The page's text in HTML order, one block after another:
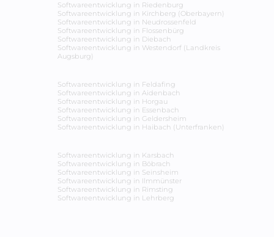
Softwareentwicklung in Riedenburg
Softwareentwicklung in Kirchberg (Oberbayern)
Softwareentwicklung in Neudrossenfeld
Softwareentwicklung in Flossenbürg
Softwareentwicklung in Diebach
Softwareentwicklung in Westendorf (Landkreis
Augsburg)
Softwareentwicklung in Feldafing
Softwareentwicklung in Aidenbach
Softwareentwicklung in Horgau
Softwareentwicklung in Essenbach
Softwareentwicklung in Geldersheim
Softwareentwicklung in Haibach (Unterfranken)
Softwareentwicklung in Karsbach
Softwareentwicklung in Böbrach
Softwareentwicklung in Seinsheim
Softwareentwicklung in Ilmmünster
Softwareentwicklung in Rimsting
Softwareentwicklung in Lehrberg